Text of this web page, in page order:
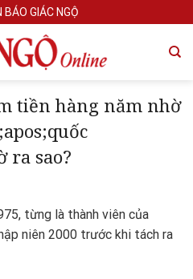
GIÁC NGỘ
tiền hàng năm nhờ
ra sao?
từng là thành viên của
niên 2000 trước khi tách ra